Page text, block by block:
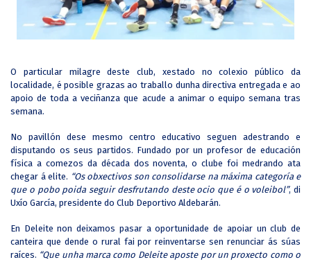
O particular milagre deste club, xestado no colexio público da
localidade, é posible grazas ao traballo dunha directiva entregada e ao
apoio de toda a veciñanza que acude a animar o equipo semana tras
semana.
No pavillón dese mesmo centro educativo seguen adestrando e
disputando os seus partidos. Fundado por un profesor de educación
física a comezos da década dos noventa, o clube foi medrando ata
chegar á elite. “Os obxectivos son consolidarse na máxima categoría e
que o pobo poida seguir desfrutando deste ocio que é o voleibol”, di
Uxío García, presidente do Club Deportivo Aldebarán.
En Deleite non deixamos pasar a oportunidade de apoiar un club de
canteira que dende o rural fai por reinventarse sen renunciar ás súas
raíces. “Que unha marca como Deleite aposte por un proxecto como o